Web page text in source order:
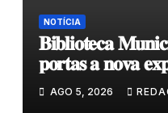
NOTÍCIA
𝐁𝐢𝐛𝐥𝐢𝐨𝐭𝐞𝐜𝐚
𝐩𝐨𝐫𝐭𝐚𝐬 𝐚 𝐧𝐨𝐯𝐚
𝐝𝐮𝐫𝐚𝐧𝐭𝐞 𝐨 𝐦𝐞̂𝐬
AGO 5, 2026